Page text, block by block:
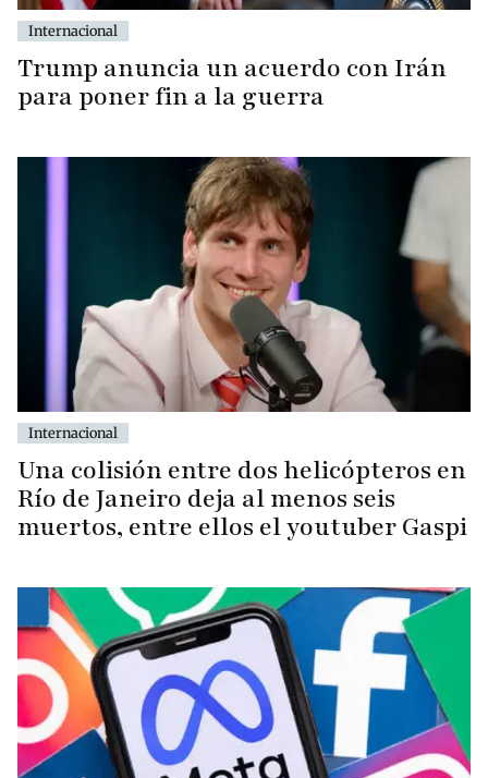
Internacional
Trump anuncia un acuerdo con Irán
para poner fin a la guerra
Internacional
Una colisión entre dos helicópteros en
Río de Janeiro deja al menos seis
muertos, entre ellos el youtuber Gaspi